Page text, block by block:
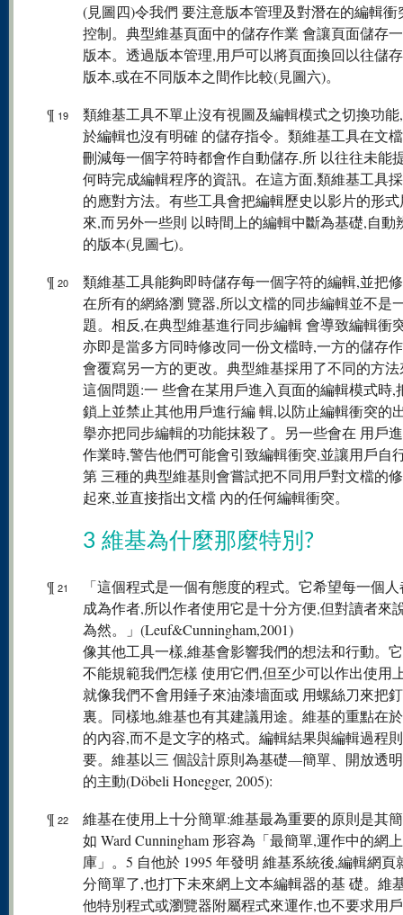
(見圖四)令我們 要注意版本管理及對潛在的編輯衝
控制。典型維基頁面中的儲存作業 會讓頁面儲存
版本。透過版本管理,用戶可以將頁面換回以往儲
版本,或在不同版本之間作比較(見圖六)。
¶ 19
類維基工具不單止沒有視圖及編輯模式之切換功能
於編輯也沒有明確 的儲存指令。類維基工具在文
刪減每一個字符時都會作自動儲存,所 以往往未能
何時完成編輯程序的資訊。在這方面,類維基工具
的應對方法。有些工具會把編輯歷史以影片的形
來,而另外一些則 以時間上的編輯中斷為基礎,自動
的版本(見圖七)。
¶ 20
類維基工具能夠即時儲存每一個字符的編輯,並把
在所有的網絡瀏 覽器,所以文檔的同步編輯並不是
題。相反,在典型維基進行同步編輯 會導致編輯衝
亦即是當多方同時修改同一份文檔時,一方的儲存
會覆寫另一方的更改。典型維基採用了不同的方
這個問題:一 些會在某用戶進入頁面的編輯模式時,
鎖上並禁止其他用戶進行編 輯,以防止編輯衝突的
擧亦把同步編輯的功能抹殺了。另一些會在 用戶
作業時,警告他們可能會引致編輯衝突,並讓用戶自
第 三種的典型維基則會嘗試把不同用戶對文檔的
起來,並直接指出文檔 內的任何編輯衝突。
3 維基為什麼那麼特別?
¶ 21
「這個程式是一個有態度的程式。它希望每一個
成為作者,所以作者使用它是十分方便,但對讀者來
為然。」(Leuf&Cunningham,2001)
像其他工具一樣,維基會影響我們的想法和行動。
不能規範我們怎樣 使用它們,但至少可以作出使用
就像我們不會用錘子來油漆墻面或 用螺絲刀來把
裏。同樣地,維基也有其建議用途。維基的重點在
的內容,而不是文字的格式。編輯結果與編輯過程
要。維基以三 個設計原則為基礎—簡單、開放透
的主動(Döbeli Honegger, 2005):
¶ 22
維基在使用上十分簡單:維基最為重要的原則是其
如 Ward Cunningham 形容為「最簡單,運作中的網
庫」。5 自他於 1995 年發明 維基系統後,編輯網頁
分簡單了,也打下未來網上文本編輯器的基 礎。維
他特別程式或瀏覽器附屬程式來運作,也不要求用